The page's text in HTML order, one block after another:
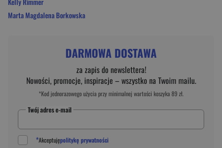
Marta Magdalena Borkowska
DARMOWA DOSTAWA
za zapis do newslettera!
Nowości, promocje, inspiracje – wszystko na Twoim mailu.
*Kod jednorazowego użycia przy minimalnej wartości koszyka 89 zł.
Twój adres e-mail
*Akceptujępolitykę prywatności